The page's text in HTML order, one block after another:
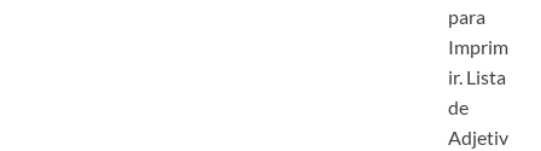
para
Imprim
ir. Lista
de
Adjetiv